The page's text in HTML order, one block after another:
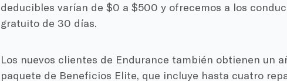
deducibles varían de $0 a $500 y ofrecemos a los
gratuito de 30 días.
Los nuevos clientes de Endurance también obtienen un
paquete de Beneficios Elite, que incluye hasta cuatro